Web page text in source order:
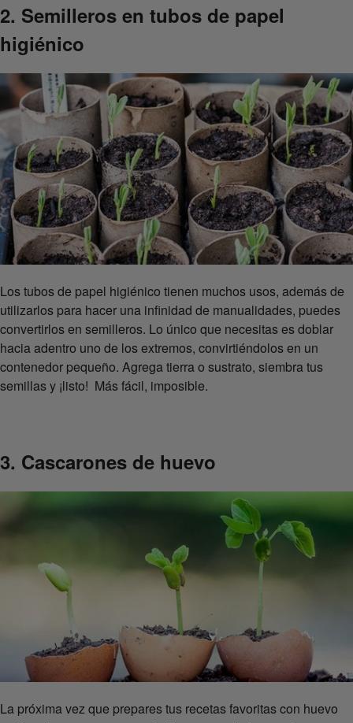
2. Semilleros en tubos de papel
higiénico
Los tubos de papel higiénico tienen muchos usos, además de
utilizarlos para hacer una infinidad de manualidades, puedes
convertirlos en semilleros. Lo único que necesitas es doblar
hacia adentro uno de los extremos, convirtiéndolos en un
contenedor pequeño. Agrega tierra o sustrato, siembra tus
semillas y ¡listo! Más fácil, imposible.
3. Cascarones de huevo
La próxima vez que prepares tus recetas favoritas con huevo